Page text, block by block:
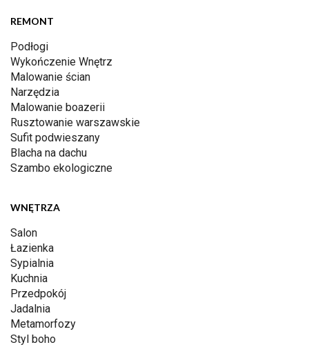
REMONT
Podłogi
Wykończenie Wnętrz
Malowanie ścian
Narzędzia
Malowanie boazerii
Rusztowanie warszawskie
Sufit podwieszany
Blacha na dachu
Szambo ekologiczne
WNĘTRZA
Salon
Łazienka
Sypialnia
Kuchnia
Przedpokój
Jadalnia
Metamorfozy
Styl boho